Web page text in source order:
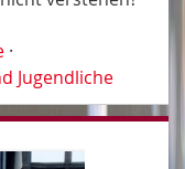
·
Jugendliche